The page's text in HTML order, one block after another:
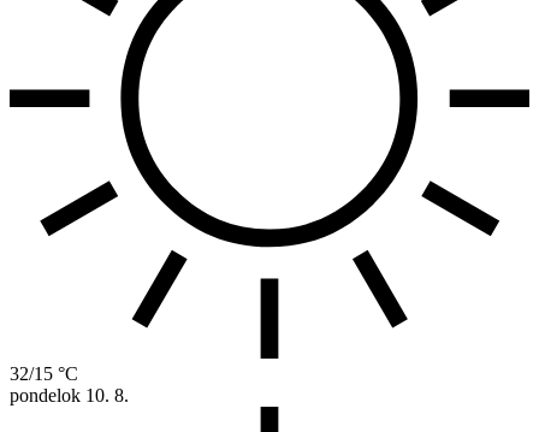
32/15 °C
pondelok 10. 8.